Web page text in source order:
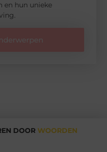
en hun unieke
DOOR WOORDEN